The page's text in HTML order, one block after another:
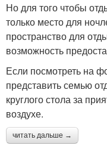
Но для того чтобы
только место для
пространство для
возможность
Если посмотреть на
представить семью
круглого стола за
воздухе.
читать дальше →